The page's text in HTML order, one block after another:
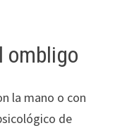
ombligo
la mano o con
de